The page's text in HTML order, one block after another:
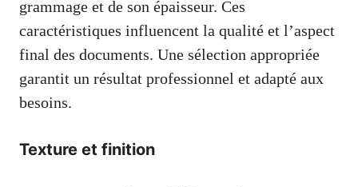
grammage et de son épaisseur. Ces
caractéristiques influencent la qualité et l’aspect
final des documents. Une sélection appropriée
garantit un résultat professionnel et adapté aux
besoins.
Texture et finition